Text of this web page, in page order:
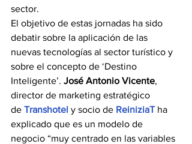
sector.
El objetivo de estas jornadas ha sido
debatir sobre la aplicación de las
nuevas tecnologías al sector turístico y
sobre el concepto de ‘Destino
Inteligente’. José Antonio Vicente,
director de marketing estratégico
de Transhotel y socio de ReiniziaT ha
explicado que es un modelo de
negocio “muy centrado en las variables